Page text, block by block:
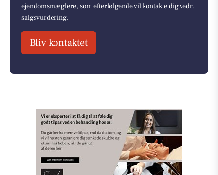
ejendomsmæglere, som efterfølgende vil kontakte dig vedr.
salgsvurdering.
Bliv kontaktet